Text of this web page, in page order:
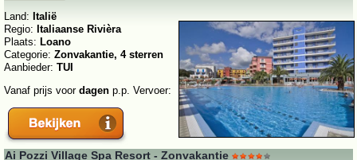
Land: Italië
Regio: Italiaanse Rivièra
Plaats: Loano
Categorie: Zonvakantie, 4 sterren
Aanbieder: TUI
Vanaf prijs voor dagen p.p. Vervoer:
Ai Pozzi Village Spa Resort - Zonvakantie